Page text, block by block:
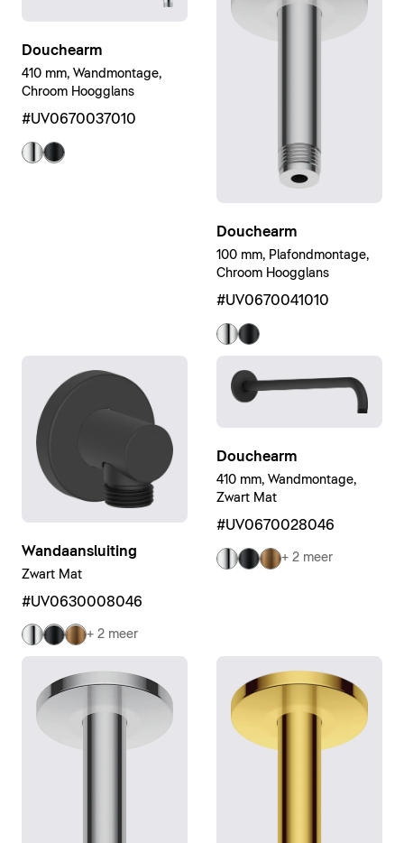
Douchearm
410 mm, Wandmontage,
Chroom Hoogglans
#UV0670037010
Douchearm
100 mm, Plafondmontage,
Chroom Hoogglans
#UV0670041010
Wandaansluiting
Zwart Mat
#UV0630008046
+ 2 meer
Douchearm
410 mm, Wandmontage,
Zwart Mat
#UV0670028046
+ 2 meer